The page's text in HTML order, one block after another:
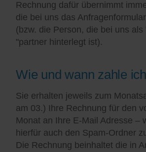
Rechnung dafür übernimmt
die bei uns das
(bzw. die Person, die bei uns als
"partner hinterlegt ist).
Wie und wann zahle
Sie erhalten jeweils zum
am 03.) Ihre Rechnung für den
Monat an Ihre E-Mail Adresse –
hierfür auch den Spam-Ordner
Die Rechnung beinhaltet die in